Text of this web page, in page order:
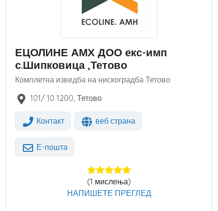
ЕЦОЛИНЕ АМХ ДОО екс-имп
с.Шипковица ,Тетово
Комплетна изведба на нискоградба Тетово
101/ 10 1200, Тетово
Контакт веб страна
Е-пошта
(1 мислења)
НАПИШЕТЕ ПРЕГЛЕД